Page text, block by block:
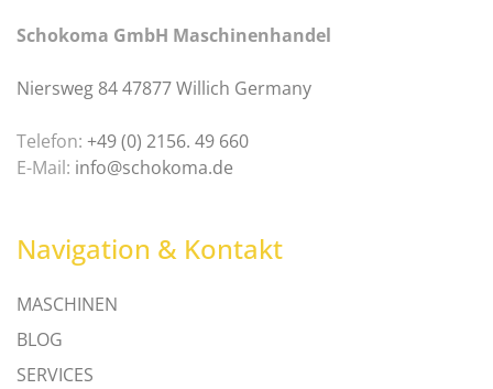
Schokoma GmbH Maschinenhandel
Niersweg 84 47877 Willich Germany
Telefon: +49 (0) 2156. 49 660
E-Mail: info@schokoma.de
Navigation & Kontakt
MASCHINEN
BLOG
SERVICES